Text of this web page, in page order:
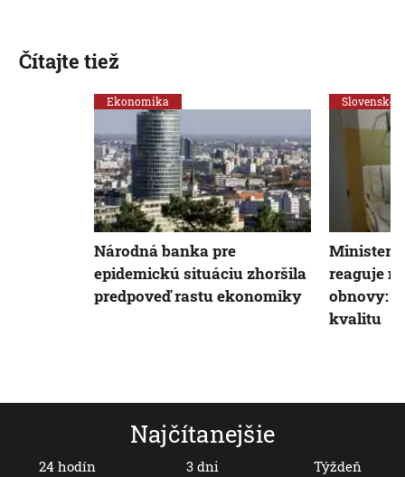
Najčítanejšie
24 hodín 3 dni Týždeň
Čítajte tiež
Ekonomika
Národná banka pre
epidemickú situáciu zhoršila
predpoveď rastu ekonomiky
Slovensko
reaguje
obnovy:
kvalitu